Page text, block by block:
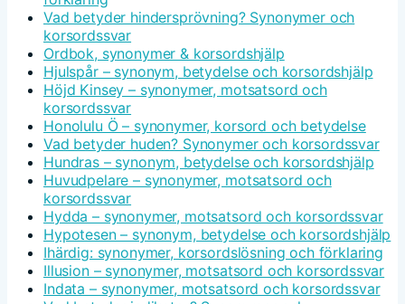
Vad betyder hindersprövning? Synonymer och
korsordssvar
Ordbok, synonymer & korsordshjälp
Hjulspår – synonym, betydelse och korsordshjälp
Höjd Kinsey – synonymer, motsatsord och
korsordssvar
Honolulu Ö – synonymer, korsord och betydelse
Vad betyder huden? Synonymer och korsordssvar
Hundras – synonym, betydelse och korsordshjälp
Huvudpelare – synonymer, motsatsord och
korsordssvar
Hydda – synonymer, motsatsord och korsordssvar
Hypotesen – synonym, betydelse och korsordshjälp
Ihärdig: synonymer, korsordslösning och förklaring
Illusion – synonymer, motsatsord och korsordssvar
Indata – synonymer, motsatsord och korsordssvar